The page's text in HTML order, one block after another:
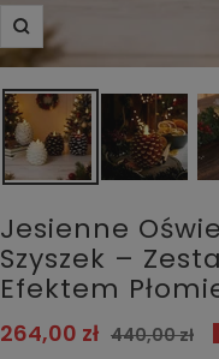
Powiększ
Jesienne
Szyszek –
Efektem
Cena
264,00 zł Cena
440,00 zł